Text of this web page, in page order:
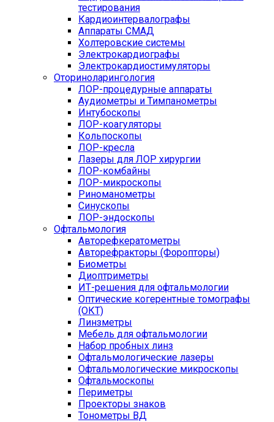
тестирования
Кардиоинтервалографы
Аппараты СМАД
Холтеровские системы
Электрокардиографы
Электрокардиостимуляторы
Оториноларингология
ЛОР-процедурные аппараты
Аудиометры и Тимпанометры
Интубоскопы
ЛОР-коагуляторы
Кольпоскопы
ЛОР-кресла
Лазеры для ЛОР хирургии
ЛОР-комбайны
ЛОР-микроскопы
Риноманометры
Синускопы
ЛОР-эндоскопы
Офтальмология
Авторефкератометры
Авторефракторы (Форопторы)
Биометры
Диоптриметры
ИТ-решения для офтальмологии
Оптические когерентные томографы
(ОКТ)
Линзметры
Мебель для офтальмологии
Набор пробных линз
Офтальмологические лазеры
Офтальмологические микроскопы
Офтальмоскопы
Периметры
Проекторы знаков
Тонометры ВД